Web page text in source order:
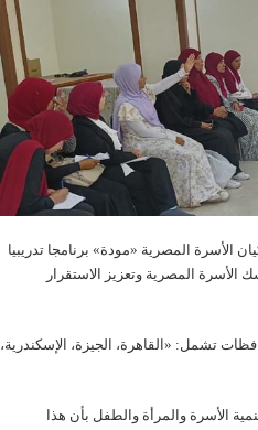
الأسرة المصرية «مودة» برنامجا تدريبيا
الأسرة المصرية وتعزيز الاستقرار
اجتماعية من عشر محافظات تشمل: «القاهرة، الجيزة، الإسكندرية،
الأسرة والمرأة والطفل بأن هذا